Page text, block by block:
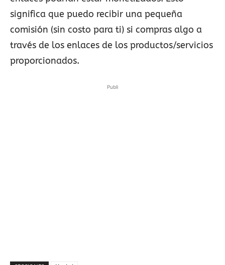
significa que puedo recibir una pequeña
comisión (sin costo para ti) si compras algo a
través de los enlaces de los productos/servicios
proporcionados.
Publi